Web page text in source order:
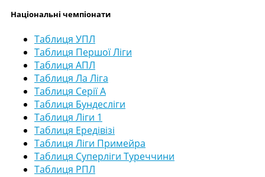
Національні чемпіонати
Таблиця УПЛ
Таблиця Першої Ліги
Таблиця АПЛ
Таблиця Ла Ліга
Таблиця Серії А
Таблиця Бундесліги
Таблиця Ліги 1
Таблиця Ередівізі
Таблиця Ліги Примейра
Таблиця Суперліги Туреччини
Таблиця РПЛ